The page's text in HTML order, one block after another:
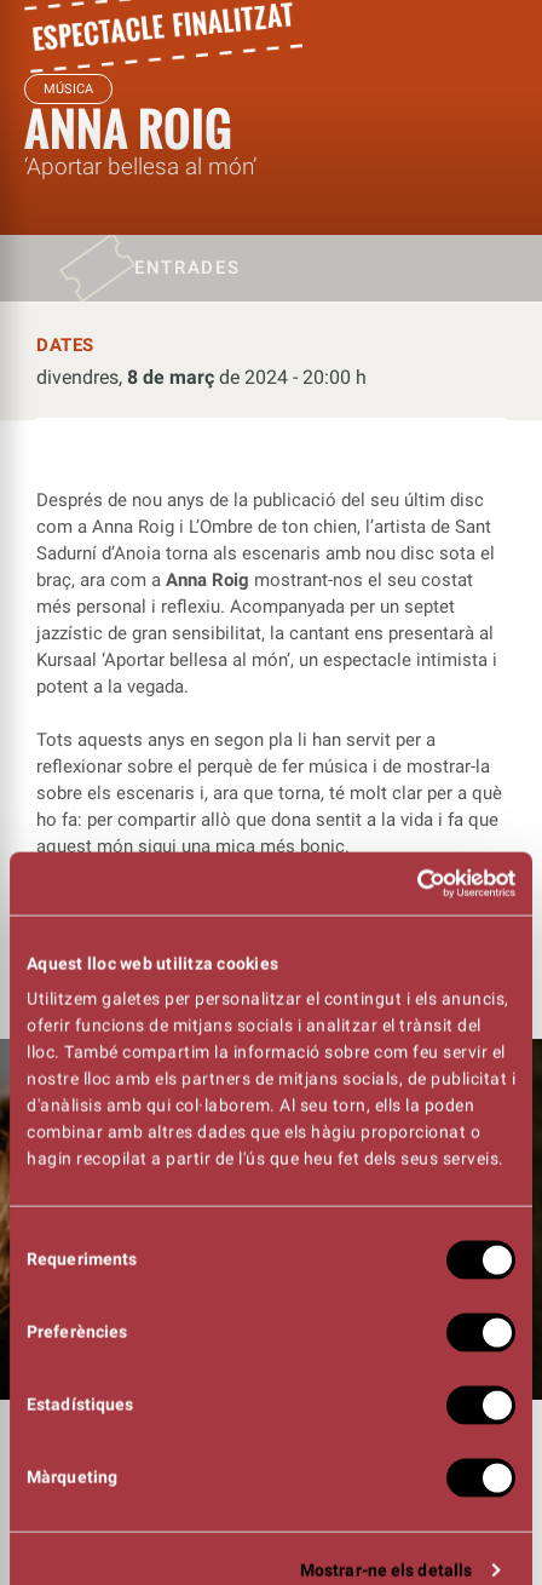
Aquest lloc web utilitza cookies
Utilitzem galetes per personalitzar el contingut i els anuncis,
oferir funcions de mitjans socials i analitzar el trànsit del
lloc. També compartim la informació sobre com feu servir el
nostre lloc amb els partners de mitjans socials, de publicitat i
d'anàlisis amb qui col·laborem. Al seu torn, ells la poden
combinar amb altres dades que els hàgiu proporcionat o
hagin recopilat a partir de l'ús que heu fet dels seus serveis.
Selecció
de
consentiment
Requeriments
Preferències
Estadístiques
Màrqueting
Mostrar-ne els detalls
MÚSICA
ANNA ROIG
‘Aportar bellesa al món’
ENTRADES
DATES
divendres, 8 de març de 2024 - 20:00 h
Després de nou anys de la publicació del seu últim disc
com a Anna Roig i L’Ombre de ton chien, l’artista de Sant
Sadurní d’Anoia torna als escenaris amb nou disc sota el
braç, ara com a Anna Roig mostrant-nos el seu costat
més personal i reflexiu. Acompanyada per un septet
jazzístic de gran sensibilitat, la cantant ens presentarà al
Kursaal ‘Aportar bellesa al món’, un espectacle intimista i
potent a la vegada.
Tots aquests anys en segon pla li han servit per a
reflexionar sobre el perquè de fer música i de mostrar-la
sobre els escenaris i, ara que torna, té molt clar per a què
ho fa: per compartir allò que dona sentit a la vida i fa que
aquest món sigui una mica més bonic.
CONCERT INTIMISTA I REFLEXIU
FOTOGRAFIA
MÚSICS